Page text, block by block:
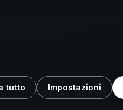
SOCIAL NETWORK
tutto Impostazioni